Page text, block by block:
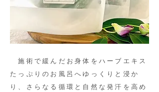
施術で緩んだお身体をハーブエキス
たっぷりのお風呂へゆっくりと浸か
り、さらなる循環と自然な発汗を高め